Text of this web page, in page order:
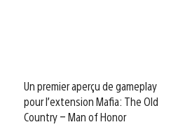
Un premier aperçu de gameplay
pour l’extension Mafia: The Old
Country – Man of Honor